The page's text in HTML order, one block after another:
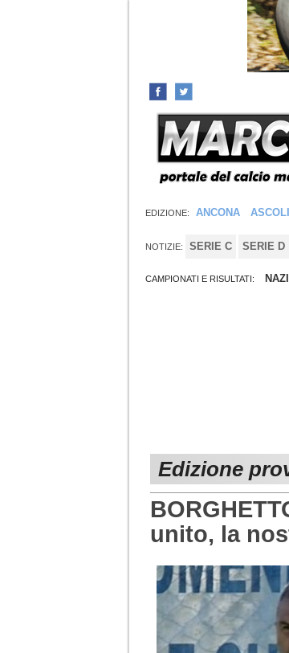
EDIZIONE: ANCONA
NOTIZIE: SERIE C SERIE D
CAMPIONATI E RISULTATI:
Edizione
unito, la